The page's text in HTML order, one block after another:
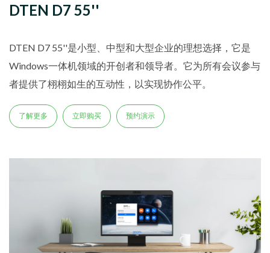
DTEN D7 55''
DTEN D7 55''是小型、中型和大型企业的理想选择，它是
Windows一体机领域的开创者和领导者。它为所有会议参与
者提供了栩栩如生的互动性，以实现协作公平。
了解更多 立即购买 预约演示